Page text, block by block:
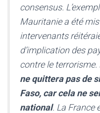
consensus.
Mauritanie a été
intervenants
d’implication des
contre le terrorisme.
ne quittera pas de
Faso, car cela ne
national. La France